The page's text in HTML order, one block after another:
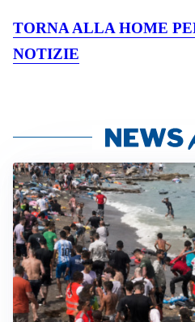
TORNA ALLA HOME
NOTIZIE